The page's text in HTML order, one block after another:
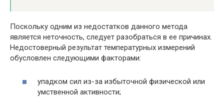
Поскольку одним из недостатков данного метода
является неточность, следует разобраться в ее причинах.
Недостоверный результат температурных измерений
обусловлен следующими факторами:
упадком сил из-за избыточной физической или
умственной активности;